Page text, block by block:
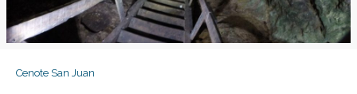
Cenote San Juan